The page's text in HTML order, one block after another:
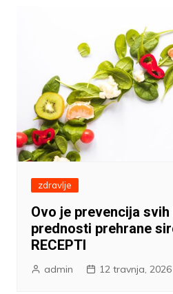
zdravlje
Ovo je prevencija
prednosti prehrane
RECEPTI
admin 12 travnja, 2026